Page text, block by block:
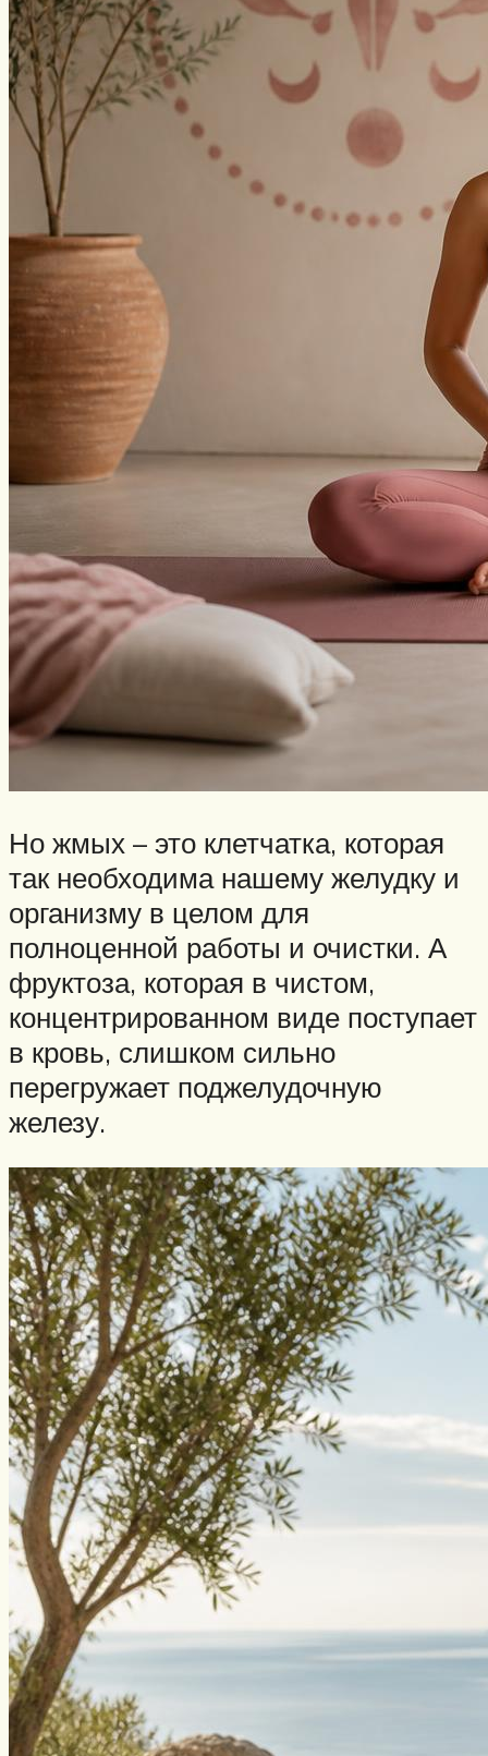
Но жмых – это клетчатка, которая
так необходима нашему желудку и
организму в целом для
полноценной работы и очистки. А
фруктоза, которая в чистом,
концентрированном виде поступает
в кровь, слишком сильно
перегружает поджелудочную
железу.